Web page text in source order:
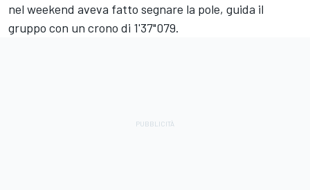
nel weekend aveva fatto segnare la pole, guida il
gruppo con un crono di 1'37"079.